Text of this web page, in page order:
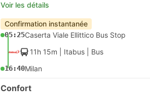
Voir les détails
Confirmation instantanée
05:25Caserta Viale Ellittico Bus Stop
11h 15m | Itabus Bus
16:40Milan
Confort